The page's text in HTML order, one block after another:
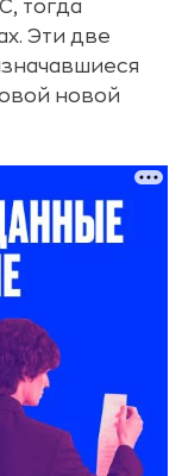
тогда
Эти две
новой